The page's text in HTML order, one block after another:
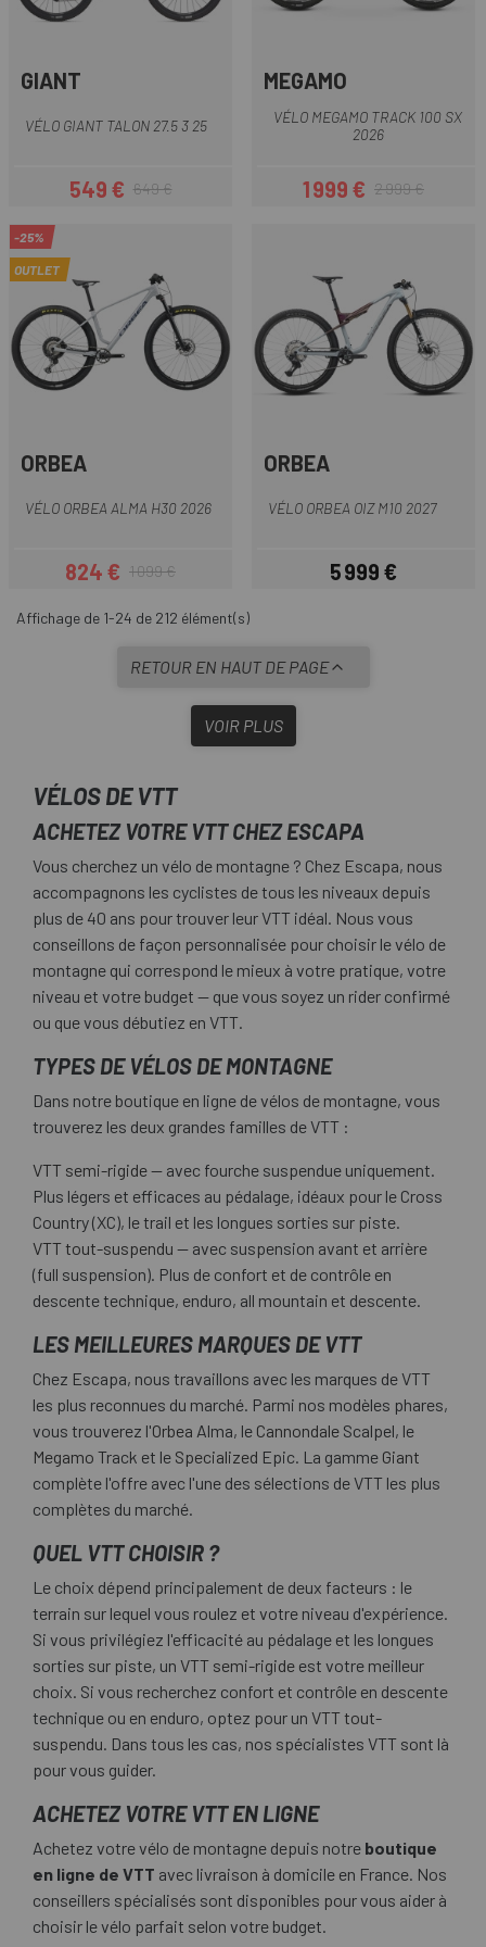
GIANT
VÉLO GIANT TALON 27.5 3 25
Prix
549 €Prix habituel
649 €
MEGAMO
VÉLO MEGAMO TRACK 100 SX
2026
Prix
1 999 €Prix habituel
2 999 €
-25%
OUTLET
ORBEA
VÉLO ORBEA ALMA H30 2026
Prix
824 €Prix habituel
1 099 €
ORBEA
VÉLO ORBEA OIZ M10 2027
Prix
5 999 €
Affichage de 1-24 de 212 élément(s)
RETOUR EN HAUT DE PAGE
VOIR PLUS
VÉLOS DE VTT
ACHETEZ VOTRE VTT CHEZ ESCAPA
Vous cherchez un vélo de montagne ? Chez Escapa, nous
accompagnons les cyclistes de tous les niveaux depuis
plus de 40 ans pour trouver leur VTT idéal. Nous vous
conseillons de façon personnalisée pour choisir le vélo de
montagne qui correspond le mieux à votre pratique, votre
niveau et votre budget — que vous soyez un rider confirmé
ou que vous débutiez en VTT.
TYPES DE VÉLOS DE MONTAGNE
Dans notre boutique en ligne de vélos de montagne, vous
trouverez les deux grandes familles de VTT :
VTT semi-rigide— avec fourche suspendue uniquement.
Plus légers et efficaces au pédalage, idéaux pour le Cross
Country (XC), le trail et les longues sorties sur piste.
VTT tout-suspendu — avec suspension avant et arrière
(full suspension). Plus de confort et de contrôle en
descente technique, enduro, all mountain et descente.
LES MEILLEURES MARQUES DE VTT
Chez Escapa, nous travaillons avec les marques de VTT
les plus reconnues du marché. Parmi nos modèles phares,
vous trouverez l'Orbea Alma, le Cannondale Scalpel, le
Megamo Track et le Specialized Epic. La gamme Giant
complète l'offre avec l'une des sélections de VTT les plus
complètes du marché.
QUEL VTT CHOISIR ?
Le choix dépend principalement de deux facteurs : le
terrain sur lequel vous roulez et votre niveau d'expérience.
Si vous privilégiez l'efficacité au pédalage et les longues
sorties sur piste, un VTT semi-rigide est votre meilleur
choix. Si vous recherchez confort et contrôle en descente
technique ou en enduro, optez pour un VTT tout-
suspendu. Dans tous les cas, nos spécialistes VTT sont là
pour vous guider.
ACHETEZ VOTRE VTT EN LIGNE
Achetez votre vélo de montagne depuis notre boutique
en ligne de VTT avec livraison à domicile en France. Nos
conseillers spécialisés sont disponibles pour vous aider à
choisir le vélo parfait selon votre budget.